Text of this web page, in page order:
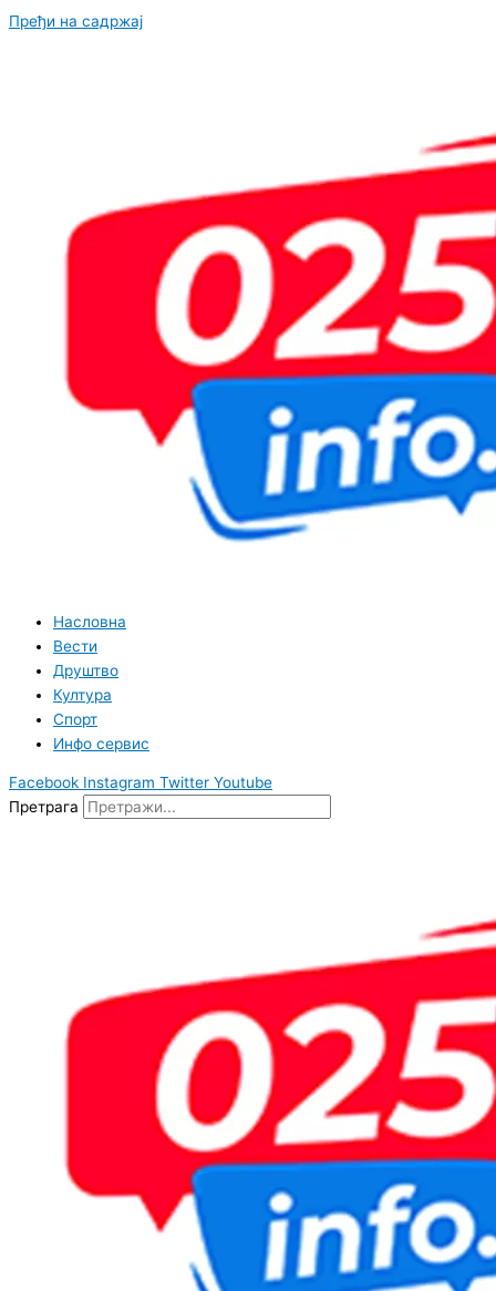
Пређи на садржај
Насловна
Вести
Друштво
Култура
Спорт
Инфо сервис
Facebook Instagram Twitter Youtube
Претрага